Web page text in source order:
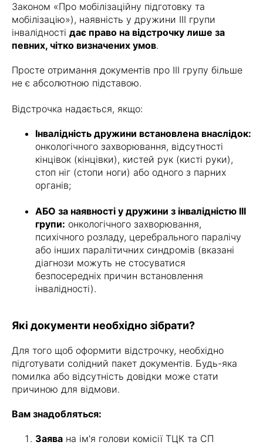
Законом «Про мобілізаційну підготовку та
мобілізацію»), наявність у дружини ІІІ групи
інвалідності дає право на відстрочку лише за
певних, чітко визначених умов.
Просте отримання документів про ІІІ групу більше
не є абсолютною підставою.
Відстрочка надається, якщо:
Інвалідність дружини встановлена внаслідок:
онкологічного захворювання, відсутності
кінцівок (кінцівки), кистей рук (кисті руки),
стоп ніг (стопи ноги) або одного з парних
органів;
АБО за наявності у дружини з інвалідністю ІІІ
групи: онкологічного захворювання,
психічного розладу, церебрального паралічу
або інших паралітичних синдромів (вказані
діагнози можуть не стосуватися
безпосередніх причин встановлення
інвалідності).
Які документи необхідно зібрати?
Для того щоб оформити відстрочку, необхідно
підготувати солідний пакет документів. Будь-яка
помилка або відсутність довідки може стати
причиною для відмови.
Вам знадобляться:
Заява на ім'я голови комісії ТЦК та СП